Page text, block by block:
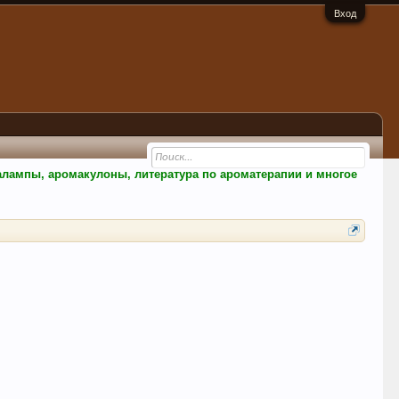
Вход
аромакулоны, литература по ароматерапии и многое